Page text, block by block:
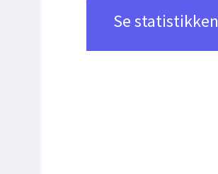
Se statistikken